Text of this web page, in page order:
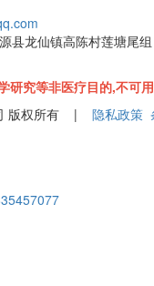
县龙仙镇高陈村莲塘尾组
究等非医疗目的,不可
版权所有 | 隐私政策